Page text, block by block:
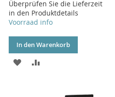
Überprüfen Sie die Lieferzeit
in den Produktdetails
Voorraad info
In den Warenkorb
ZUR